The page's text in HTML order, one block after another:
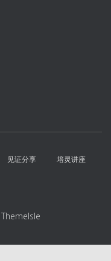
见证分享 培灵讲座
ThemeIsle